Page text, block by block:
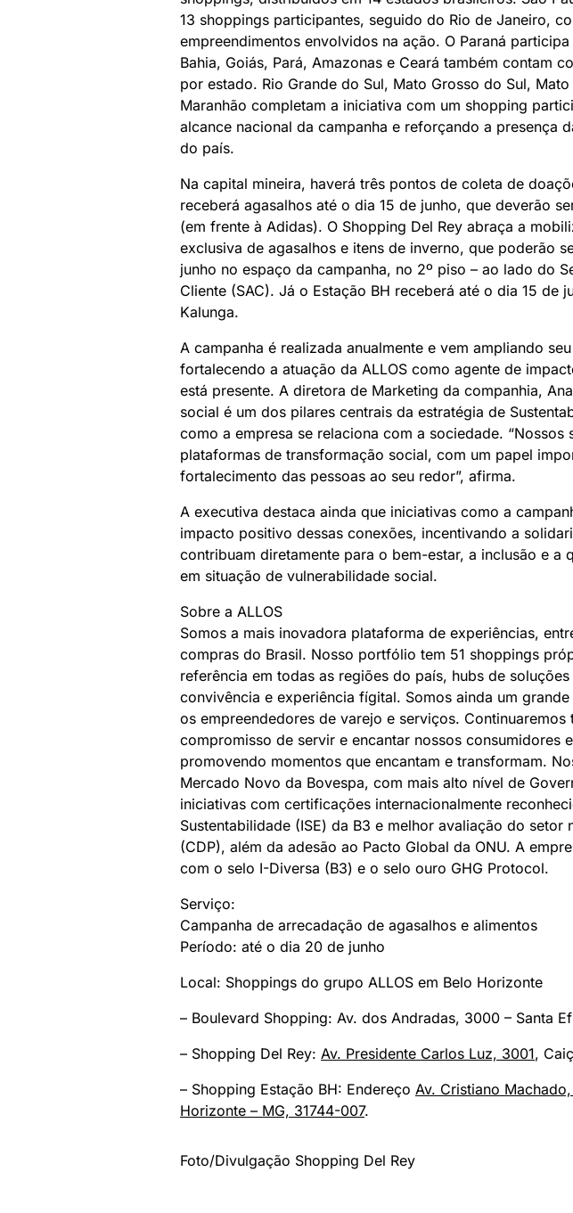
13 shoppings participantes, seguido do Rio de Janeiro,
empreendimentos envolvidos na ação. O Paraná
Bahia, Goiás, Pará, Amazonas e Ceará também contam
por estado. Rio Grande do Sul, Mato Grosso do Sul,
Maranhão completam a iniciativa com um shopping
alcance nacional da campanha e reforçando a presença
do país.
Na capital mineira, haverá três pontos de coleta de
receberá agasalhos até o dia 15 de junho, que deverão
(em frente à Adidas). O Shopping Del Rey abraça a
exclusiva de agasalhos e itens de inverno, que poderão
junho no espaço da campanha, no 2º piso – ao lado do
Cliente (SAC). Já o Estação BH receberá até o dia 15 de
Kalunga.
A campanha é realizada anualmente e vem ampliando
fortalecendo a atuação da ALLOS como agente de
está presente. A diretora de Marketing da companhia,
social é um dos pilares centrais da estratégia de
como a empresa se relaciona com a sociedade. “Nossos
plataformas de transformação social, com um papel
fortalecimento das pessoas ao seu redor”, afirma.
A executiva destaca ainda que iniciativas como a
impacto positivo dessas conexões, incentivando a
contribuam diretamente para o bem-estar, a inclusão e a
em situação de vulnerabilidade social.
Sobre a ALLOS
Somos a mais inovadora plataforma de experiências,
compras do Brasil. Nosso portfólio tem 51 shoppings
referência em todas as regiões do país, hubs de
convivência e experiência fígital. Somos ainda um
os empreendedores de varejo e serviços. Continuaremos
compromisso de servir e encantar nossos consumidores
promovendo momentos que encantam e transformam.
Mercado Novo da Bovespa, com mais alto nível de
iniciativas com certificações internacionalmente
Sustentabilidade (ISE) da B3 e melhor avaliação do setor
(CDP), além da adesão ao Pacto Global da ONU. A
com o selo I-Diversa (B3) e o selo ouro GHG Protocol.
Serviço:
Campanha de arrecadação de agasalhos e alimentos
Período: até o dia 20 de junho
Local: Shoppings do grupo ALLOS em Belo Horizonte
– Boulevard Shopping: Av. dos Andradas, 3000 – Santa
– Shopping Del Rey: Av. Presidente Carlos Luz, 3001,
– Shopping Estação BH: Endereço Av. Cristiano
Horizonte – MG, 31744-007.
Foto/Divulgação Shopping Del Rey